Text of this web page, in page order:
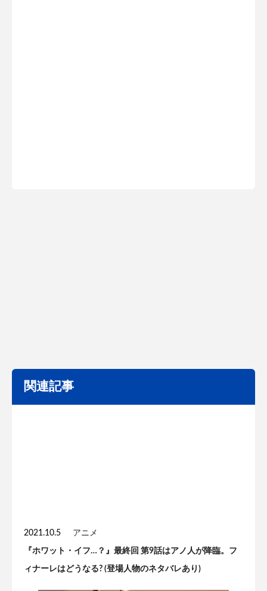
関連記事
2021.10.5 アニメ
『ホワット・イフ…？』最終回 第9話はアノ人が降臨。フ
ィナーレはどうなる? (登場人物のネタバレあり)